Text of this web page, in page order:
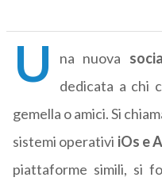
U na nuova
dedicata a chi
gemella o amici. Si
sistemi operativi iOs e
piattaforme simili, si